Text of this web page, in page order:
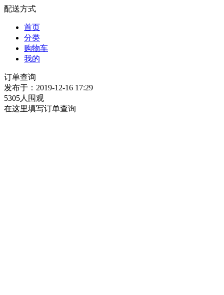
配送方式
首页
分类
购物车
我的
订单查询
发布于：2019-12-16 17:29
5305人围观
在这里填写订单查询